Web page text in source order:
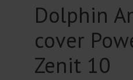
Dolphin
cover
Zenit 10